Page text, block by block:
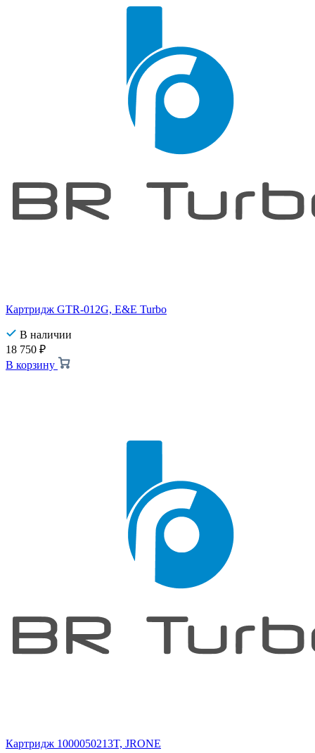
Картридж GTR-012G, E&E Turbo
В наличии
18 750 ₽
В корзину
Картридж 1000050213T, JRONE